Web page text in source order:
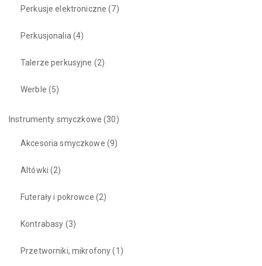
Perkusje elektroniczne (7)
Perkusjonalia (4)
Talerze perkusyjne (2)
Werble (5)
Instrumenty smyczkowe (30)
Akcesoria smyczkowe (9)
Altówki (2)
Futerały i pokrowce (2)
Kontrabasy (3)
Przetworniki, mikrofony(1)